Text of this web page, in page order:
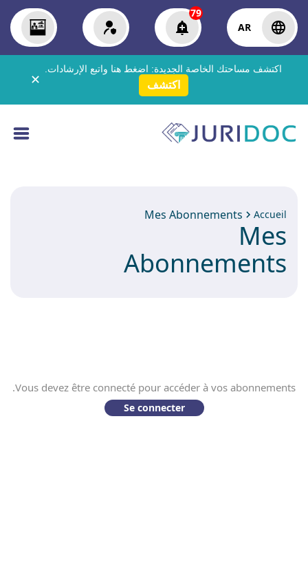
AR
79
اكتشف مساحتك الخاصة الجديدة: اضغط هنا واتبع الإرشادات.
اكتشف ✕
Accueil
Mes Abonnements
Mes
Abonnements
Vous devez être connecté pour accéder à vos abonnements.
Se connecter